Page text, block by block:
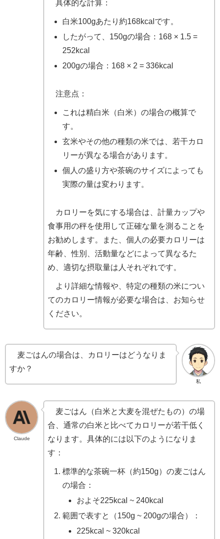
具体的な計算：
白米100gあたり約168kcalです。
したがって、150gの場合：168 × 1.5 =
252kcal
200gの場合：168 × 2 = 336kcal
注意点：
これは精白米（白米）の場合の概算で
す。
玄米やその他の種類の米では、若干カロ
リーが異なる場合があります。
個人の盛り方や茶碗のサイズによっても
実際の量は変わります。
カロリーを気にする場合は、計量カップや
食事用の秤を使用して正確な量を測ることを
お勧めします。また、個人の必要カロリーは
年齢、性別、活動量などによって異なるた
め、適切な摂取量は人それぞれです。
より詳細な情報や、特定の種類の米につい
てのカロリー情報が必要な場合は、お知らせ
ください。
私
麦ごはんの場合は、カロリーはどうなりま
すか？
Claude
麦ごはん（白米と大麦を混ぜたもの）の場
合、通常の白米と比べてカロリーが若干低く
なります。具体的には以下のようになりま
す：
標準的な茶碗一杯（約150g）の麦ごはん
の場合：
およそ225kcal ~ 240kcal
範囲で表すと（150g ~ 200gの場合）：
225kcal ~ 320kcal